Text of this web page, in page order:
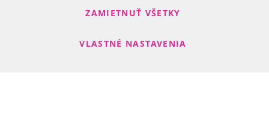
ZAMIETNUŤ VŠETKY
VLASTNÉ NASTAVENIA